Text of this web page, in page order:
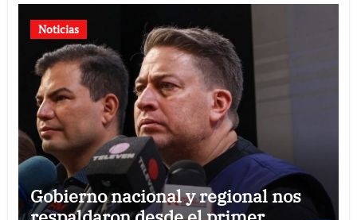
Noticias
Gobierno nacional y regional nos